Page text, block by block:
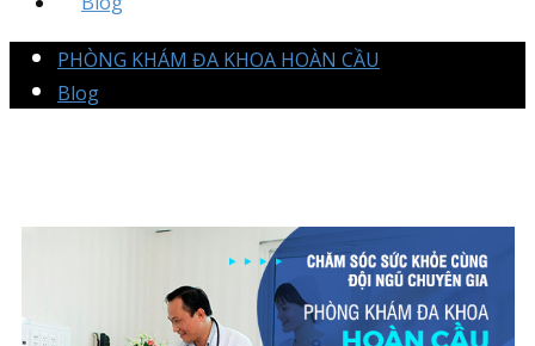
PHÒNG KHÁM ĐA KHOA HOÀN CẦU
Blog